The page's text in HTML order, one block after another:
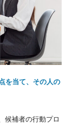
を当て、その人の
候補者の行動プロ